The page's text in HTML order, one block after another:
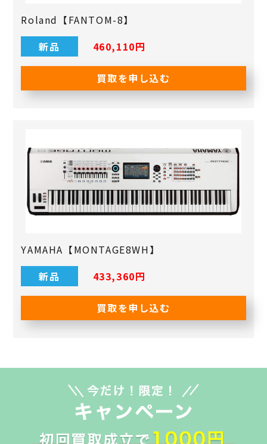
Roland【FANTOM-8】
新品
460,110円
買取を申し込む
YAMAHA【MONTAGE8WH】
新品
433,360‬円
買取を申し込む